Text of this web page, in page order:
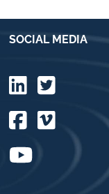
SOCIAL MEDIA